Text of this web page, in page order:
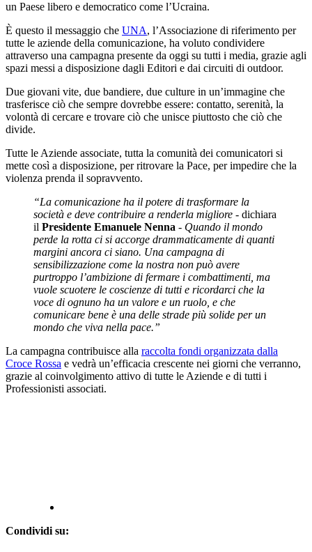
un Paese libero e democratico come l’Ucraina.
È questo il messaggio che UNA, l’Associazione di riferimento per
tutte le aziende della comunicazione, ha voluto condividere
attraverso una campagna presente da oggi su tutti i media, grazie agli
spazi messi a disposizione dagli Editori e dai circuiti di outdoor.
Due giovani vite, due bandiere, due culture in un’immagine che
trasferisce ciò che sempre dovrebbe essere: contatto, serenità, la
volontà di cercare e trovare ciò che unisce piuttosto che ciò che
divide.
Tutte le Aziende associate, tutta la comunità dei comunicatori si
mette così a disposizione, per ritrovare la Pace, per impedire che la
violenza prenda il sopravvento.
“La comunicazione ha il potere di trasformare la
società e deve contribuire a renderla migliore - dichiara
il Presidente Emanuele Nenna - Quando il mondo
perde la rotta ci si accorge drammaticamente di quanti
margini ancora ci siano. Una campagna di
sensibilizzazione come la nostra non può avere
purtroppo l’ambizione di fermare i combattimenti, ma
vuole scuotere le coscienze di tutti e ricordarci che la
voce di ognuno ha un valore e un ruolo, e che
comunicare bene è una delle strade più solide per un
mondo che viva nella pace.”
La campagna contribuisce alla raccolta fondi organizzata dalla
Croce Rossa e vedrà un’efficacia crescente nei giorni che verranno,
grazie al coinvolgimento attivo di tutte le Aziende e di tutti i
Professionisti associati.
Condividi su: